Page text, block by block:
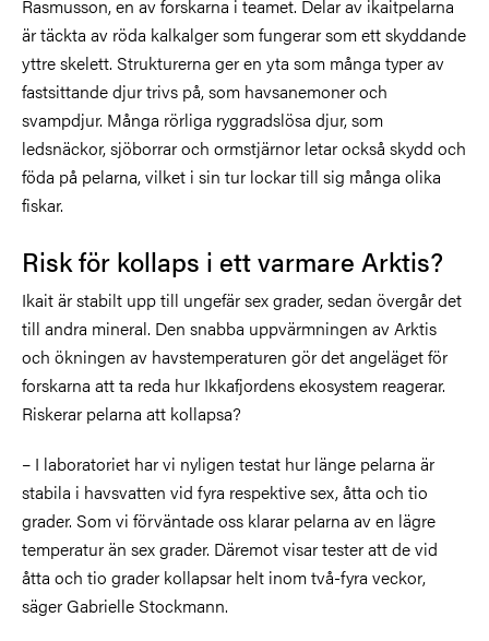
Rasmusson, en av forskarna i teamet. Delar av ikaitpelarna
är täckta av röda kalkalger som fungerar som ett skyddande
yttre skelett. Strukturerna ger en yta som många typer av
fastsittande djur trivs på, som havsanemoner och
svampdjur. Många rörliga ryggradslösa djur, som
ledsnäckor, sjöborrar och ormstjärnor letar också skydd och
föda på pelarna, vilket i sin tur lockar till sig många olika
fiskar.
Risk för kollaps i ett varmare Arktis?
Ikait är stabilt upp till ungefär sex grader, sedan övergår det
till andra mineral. Den snabba uppvärmningen av Arktis
och ökningen av havstemperaturen gör det angeläget för
forskarna att ta reda hur Ikkafjordens ekosystem reagerar.
Riskerar pelarna att kollapsa?
– I laboratoriet har vi nyligen testat hur länge pelarna är
stabila i havsvatten vid fyra respektive sex, åtta och tio
grader. Som vi förväntade oss klarar pelarna av en lägre
temperatur än sex grader. Däremot visar tester att de vid
åtta och tio grader kollapsar helt inom två-fyra veckor,
säger Gabrielle Stockmann.